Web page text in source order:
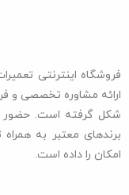
فروشگاه اینترنتی
ارائه مشاوره تخصصی و
برندهای معتبر به
امکان را داده است.